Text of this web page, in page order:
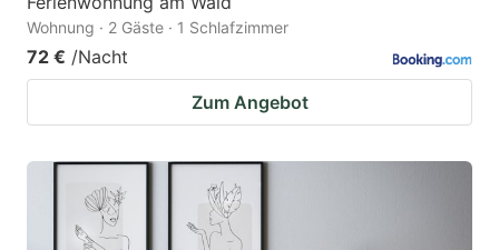
Wohnung · 2 Gäste · 1 Schlafzimmer
72 € /Nacht
Zum Angebot